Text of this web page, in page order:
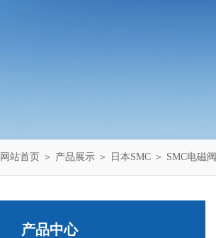
网站首页 ＞ 产品展示 ＞ 日本SMC ＞ SMC电磁阀
产品中心